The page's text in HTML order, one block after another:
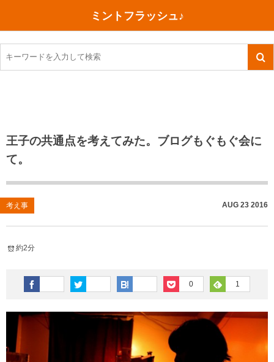
ミントフラッシュ♪
王子の共通点を考えてみた。ブログもぐもぐ会に
て。
考え事 AUG 23 2016
約2分
0 1
TOEIC感想・結果
TOEIC800点への道
TOEIC（作戦・ノウハウなど）
TOEIC700点への道
英単語
その他英語関連
今日買った本
ご朱印帳めぐり
川越（埼玉県）
沖縄
神戸
行ってきたあれこれ
旅行関連あれこれ
ファスティング
コスメ
ダイエット
健康あれこれ
美容あれこれ
食べ物
今日の一枚
月、星、宇宙